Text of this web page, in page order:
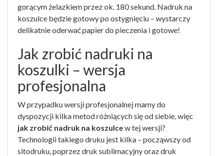
gorącym żelazkiem przez ok. 180 sekund. Nadruk na
koszulce będzie gotowy po ostygnięciu – wystarczy
delikatnie oderwać papier do pieczenia i gotowe!
Jak zrobić nadruki na
koszulki – wersja
profesjonalna
W przypadku wersji profesjonalnej mamy do
dyspozycji kilka metod różniących się od siebie, więc
jak zrobić nadruk na koszulcew tej wersji?
Technologii takiego druku jest kilka – począwszy od
sitodruku, poprzez druk sublimacyjny oraz druk